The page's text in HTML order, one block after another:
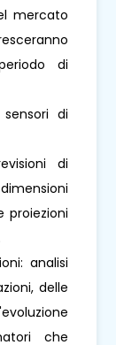
mercato
di
di
di
proiezioni
analisi
delle
che